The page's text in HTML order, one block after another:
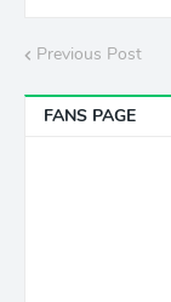
Previous Post
FANS PAGE